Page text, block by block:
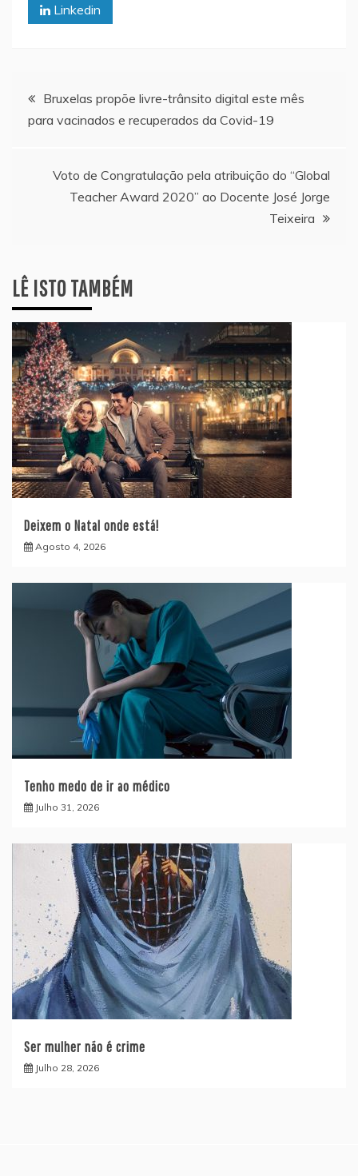
Linkedin
Navegação
de
artigos
Bruxelas propõe livre-trânsito digital este mês
para vacinados e recuperados da Covid-19
Voto de Congratulação pela atribuição do “Global
Teacher Award 2020” ao Docente José Jorge
Teixeira
LÊ ISTO TAMBÉM
Deixem o Natal onde está!
Agosto 4, 2026
Tenho medo de ir ao médico
Julho 31, 2026
Ser mulher não é crime
Julho 28, 2026